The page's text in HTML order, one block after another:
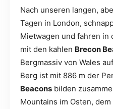
Nach unseren langen,
Tagen in London,
Mietwagen und fahren in
mit den kahlen Brecon
Bergmassiv von Wales
Berg ist mit 886 m der
Beacons bilden
Mountains im Osten,